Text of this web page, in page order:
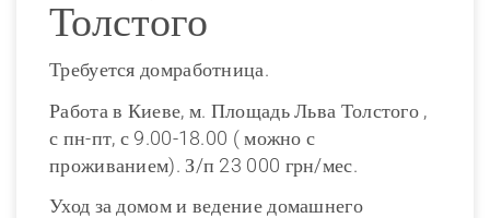
Толстого
Требуется домработница.
Работа в Киеве, м. Площадь Льва Толстого ,
с пн-пт, с 9.00-18.00 ( можно с
проживанием). З/п 23 000 грн/мес.
Уход за домом и ведение домашнего